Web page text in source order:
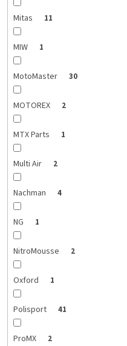
Mitas 11
MIW 1
MotoMaster 30
MOTOREX 2
MTX Parts 1
Multi Air 2
Nachman 4
NG 1
NitroMousse 2
Oxford 1
Polisport 41
ProMX 2